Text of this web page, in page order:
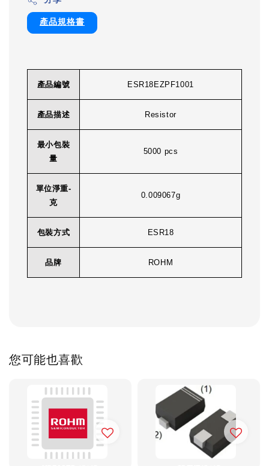
產品規格書
產品編號 ESR18EZPF1001
產品描述 Resistor
最小包裝
量
5000 pcs
單位淨重-
克
0.009067g
包裝方式 ESR18
品牌 ROHM
您可能也喜歡